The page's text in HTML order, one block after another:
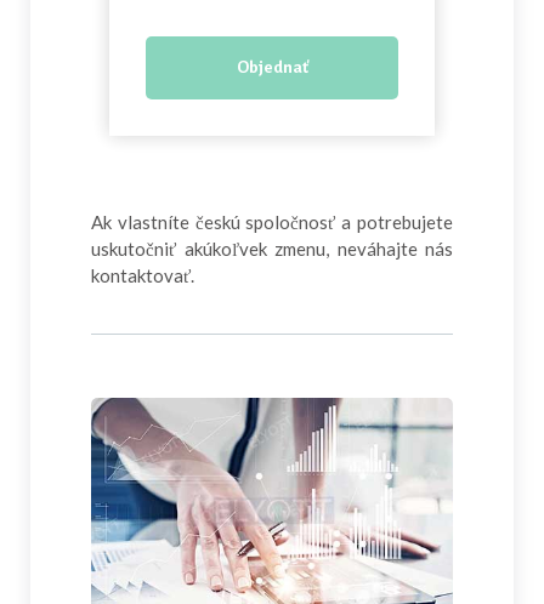
Objednať
Ak vlastníte českú spoločnosť a potrebujete
uskutočniť akúkoľvek zmenu, neváhajte nás
kontaktovať.